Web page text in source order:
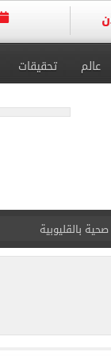
عالم تحقيقات
الجديد
الأولى